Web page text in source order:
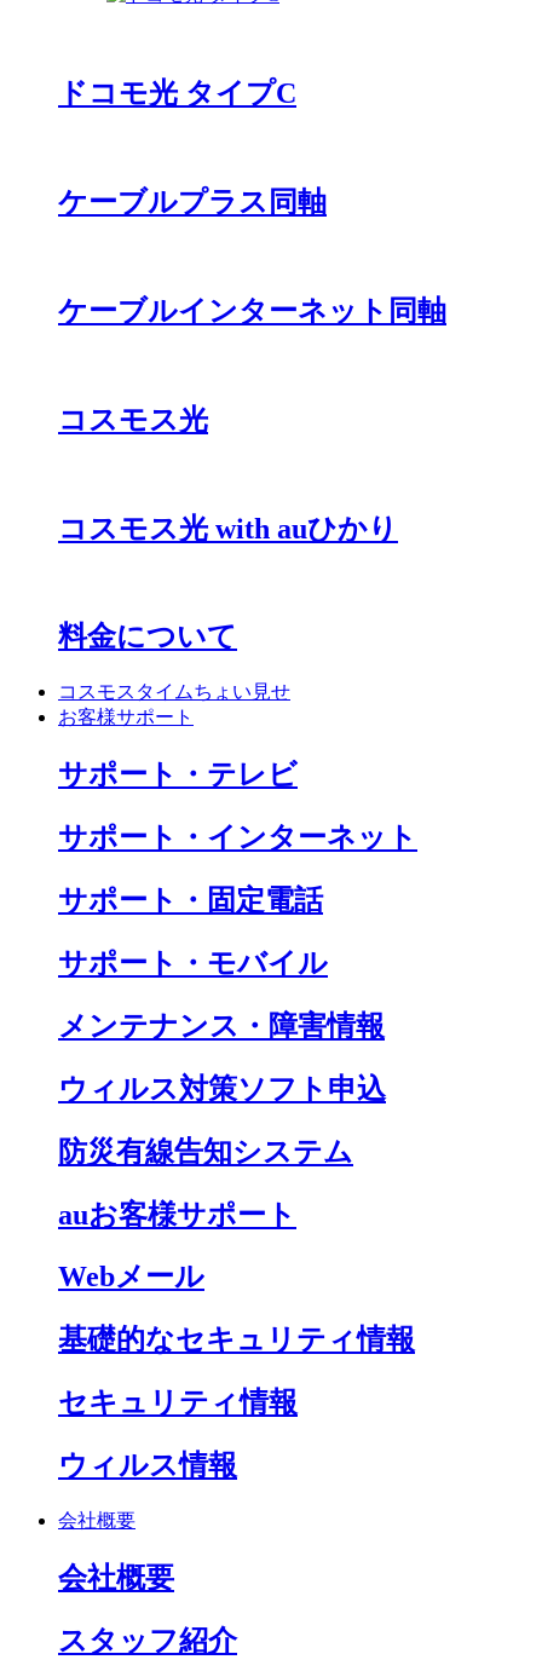
ドコモ光 タイプC
ケーブルプラス同軸
ケーブルインターネット同軸
コスモス光
コスモス光 with auひかり
料金について
コスモスタイムちょい見せ
お客様サポート
サポート・テレビ
サポート・インターネット
サポート・固定電話
サポート・モバイル
メンテナンス・障害情報
ウィルス対策ソフト申込
防災有線告知システム
auお客様サポート
Webメール
基礎的なセキュリティ情報
セキュリティ情報
ウィルス情報
会社概要
会社概要
スタッフ紹介